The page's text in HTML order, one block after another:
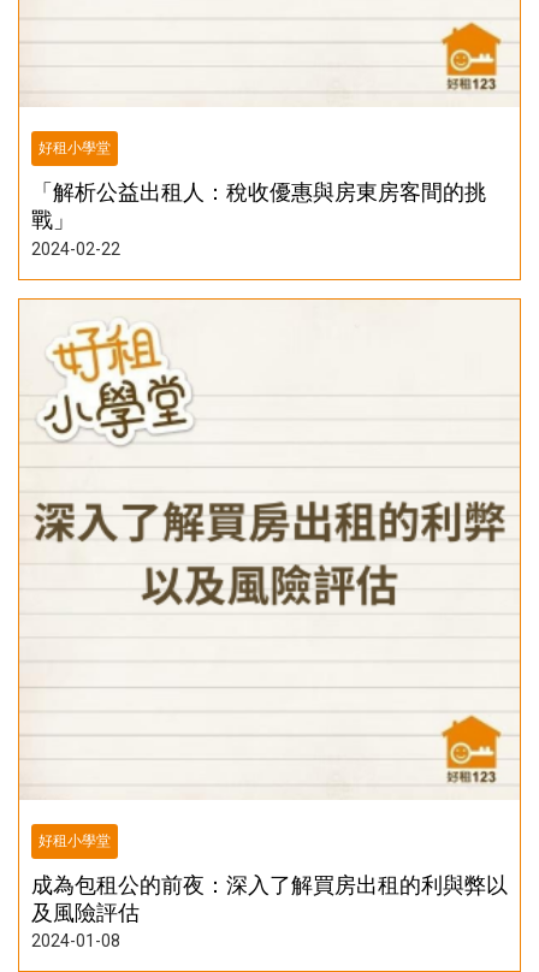
好租小學堂
「解析公益出租人：稅收優惠與房東房客間的挑
戰」
2024-02-22
好租小學堂
成為包租公的前夜：深入了解買房出租的利與弊以
及風險評估
2024-01-08